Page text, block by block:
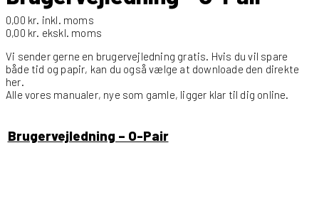
0,00 kr. inkl. moms
0,00 kr. ekskl. moms
Vi sender gerne en brugervejledning gratis. Hvis du vil spare
både tid og papir, kan du også vælge at downloade den direkte
her.
Alle vores manualer, nye som gamle, ligger klar til dig online.
Brugervejledning – O-Pair